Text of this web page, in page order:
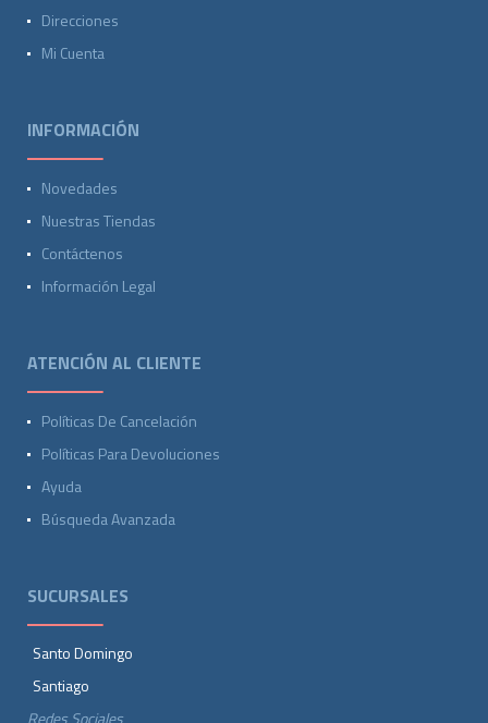
Direcciones
Mi Cuenta
INFORMACIÓN
Novedades
Nuestras Tiendas
Contáctenos
Información Legal
ATENCIÓN AL CLIENTE
Políticas De Cancelación
Políticas Para Devoluciones
Ayuda
Búsqueda Avanzada
SUCURSALES
Santo Domingo
Santiago
Redes Sociales